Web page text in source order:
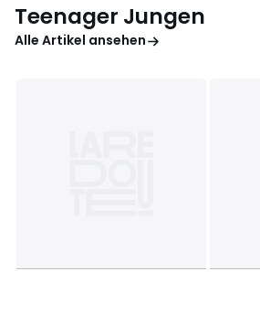
Teenager Jungen
Alle Artikel ansehen